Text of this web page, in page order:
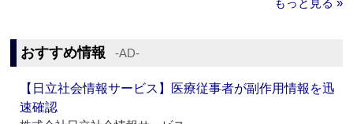
もっと見る »
おすすめ情報 ‐AD‐
【日立社会情報サービス】医療従事者が副作用情報を迅
速確認